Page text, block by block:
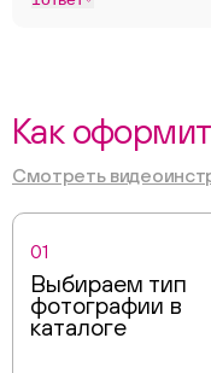
Как
Смотреть
01
Выбираем тип
фотографии в
каталоге